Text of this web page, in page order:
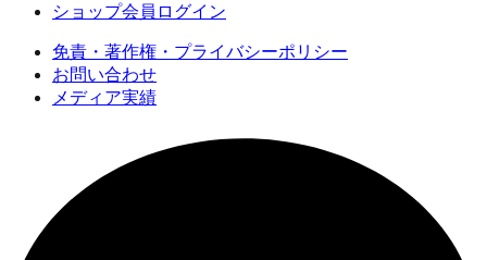
ショップ会員ログイン
免責・著作権・プライバシーポリシー
お問い合わせ
メディア実績